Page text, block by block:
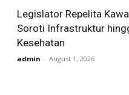
Legislator Repelita
Soroti Infrastruktur
Kesehatan
admin - August 1, 2026